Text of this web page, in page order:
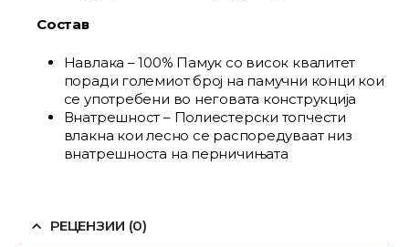
Состав
Навлака – 100% Памук со висок квалитет
поради големиот број на памучни конци кои
се употребени во неговата конструкција
Внатрешност – Полиестерски топчести
влакна кои лесно се распоредуваат низ
внатрешноста на перничињата
РЕЦЕНЗИИ (0)